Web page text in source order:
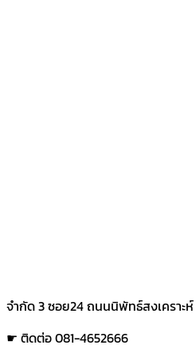
จำกัด 3 ซอย24 ถนนนิพัทธ์สงเคราะ
☛ ติดต่อ 081-4652666